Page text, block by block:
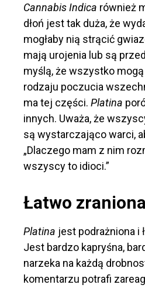
Cannabis Indica również
dłoń jest tak duża, że
mogłaby nią strącić
mają urojenia lub są
myślą, że wszystko
rodzaju poczucia
ma tej części. Platina
innych. Uważa, że
są wystarczająco warci,
„Dlaczego mam z nim
wszyscy to idioci.”
Łatwo
Platina jest podrażniona i
Jest bardzo kapryśna,
narzeka na każdą
komentarzu potrafi